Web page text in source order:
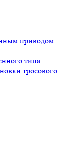
приводом
типа
тросового